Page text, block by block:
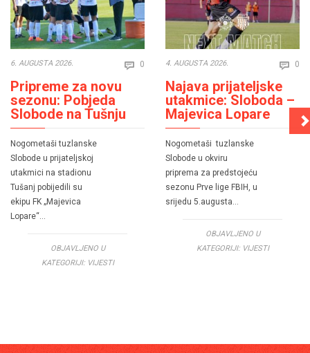
6. AUGUSTA 2026.  0 Comments
Pripreme za novu
sezonu: Pobjeda
Slobode na Tušnju
Nogometaši tuzlanske
Slobode u prijateljskoj
utakmici na stadionu
Tušanj pobijedili su
ekipu FK „Majevica
Lopare“…
OBJAVLJENO U
KATEGORIJI: VIJESTI
4. AUGUSTA 2026.  0
Najava prijateljske
utakmice: Sloboda –
Majevica Lopare
Nogometaši tuzlanske
Slobode u okviru
priprema za predstojeću
sezonu Prve lige FBIH, u
srijedu 5.augusta…
OBJAVLJENO U
KATEGORIJI: VIJESTI